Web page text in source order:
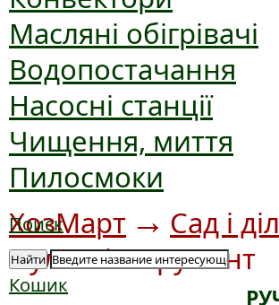
Масляні обігрівачі
Водопостачання
Насосні станції
Чищення, миття
Пилосмоки
Поиск
Найти
Кошик
ХозМарт → Сад і
мультиінструмент